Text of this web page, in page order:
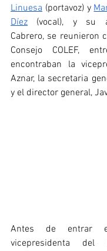
Linuesa (portavoz) y
Díez (vocal), y su
Cabrero, se reunieron
Consejo COLEF,
encontraban la
Aznar, la secretaria
y el director general,
Antes de entrar
vicepresidenta del